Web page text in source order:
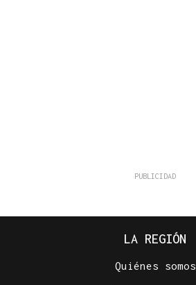
LA REGIÓN
Quiénes somos